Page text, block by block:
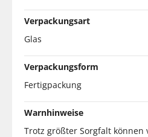
Verpackungsart
Glas
Verpackungsform
Fertigpackung
Warnhinweise
Trotz größter Sorgfalt können